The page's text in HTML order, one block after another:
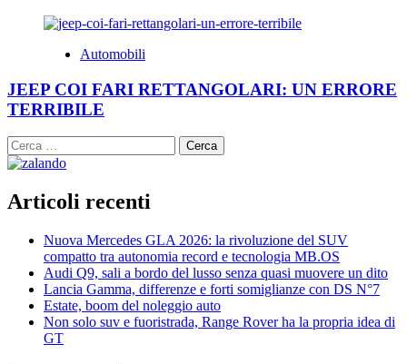
Automobili
JEEP COI FARI RETTANGOLARI: UN ERRORE
TERRIBILE
Ricerca
per:
Articoli recenti
Nuova Mercedes GLA 2026: la rivoluzione del SUV
compatto tra autonomia record e tecnologia MB.OS
Audi Q9, sali a bordo del lusso senza quasi muovere un dito
Lancia Gamma, differenze e forti somiglianze con DS N°7
Estate, boom del noleggio auto
Non solo suv e fuoristrada, Range Rover ha la propria idea di
GT